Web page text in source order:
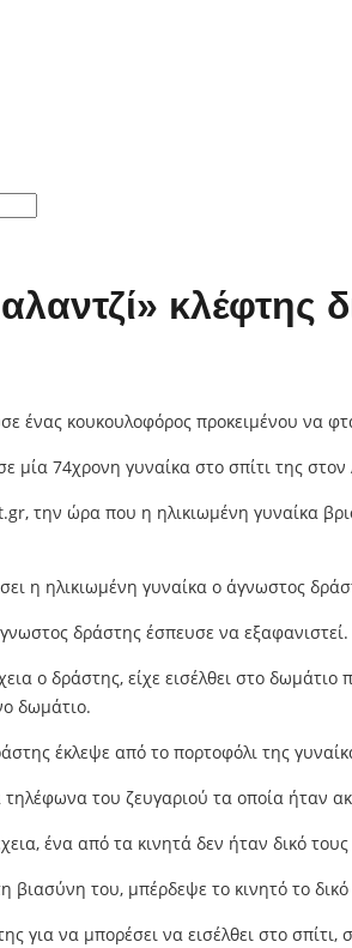
κλέφτης
ένας κουκουλοφόρος προκειμένου να
μία 74χρονη γυναίκα στο σπίτι της στον
την ώρα που η ηλικιωμένη γυναίκα
η ηλικιωμένη γυναίκα ο άγνωστος
δράστης έσπευσε να εξαφανιστεί.
ο δράστης, είχε εισέλθει στο
δωμάτιο.
έκλεψε από το πορτοφόλι της
του ζευγαριού τα οποία ήταν
ένα από τα κινητά δεν ήταν δικό
του, μπέρδεψε το κινητό το
για να μπορέσει να εισέλθει στο